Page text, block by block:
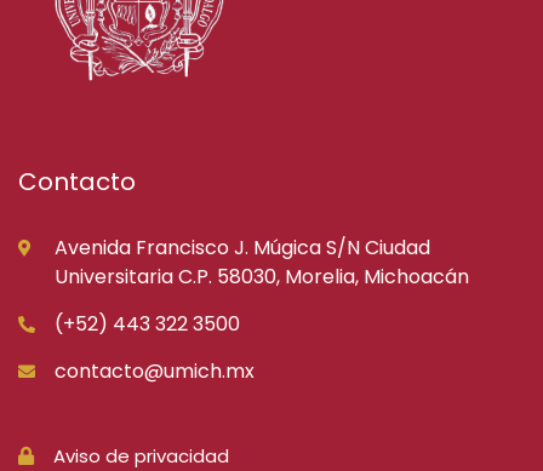
Contacto
Avenida Francisco J. Múgica S/N Ciudad
Universitaria C.P. 58030, Morelia, Michoacán
(+52) 443 322 3500
contacto@umich.mx
Aviso de privacidad